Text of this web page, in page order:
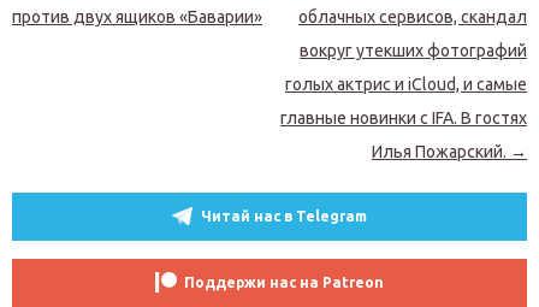
против двух ящиков «Баварии»
облачных сервисов, скандал
вокруг утекших фотографий
голых актрис и iCloud, и самые
главные новинки с IFA. В гостях
Илья Пожарский. →
Читай нас в Telegram
Поддержи нас на Patreon